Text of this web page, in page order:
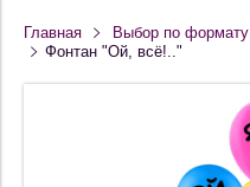
Главная Выбор по формату
Фонтан "Ой, всё!.."